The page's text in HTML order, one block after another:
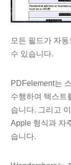
모든 필드가 자
수 있습니다.
PDFelement는
수행하여 텍스트
습니다. 그리고
Apple 형식과 자
습니다.